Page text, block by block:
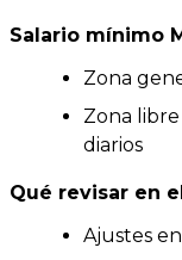
Salario mínimo
Zona
Zona
diarios
Qué revisar en
Ajustes